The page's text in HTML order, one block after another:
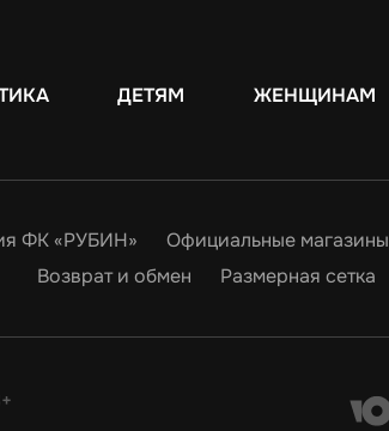
ДЕТЯМ ЖЕНЩИНАМ
ФК «РУБИН» Официальные магазины
Возврат и обмен
Размерная сетка